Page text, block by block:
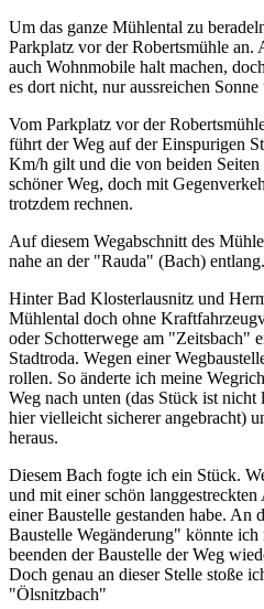
Um das ganze Mühlental zu
Parkplatz vor der Robertsmühle an.
auch Wohnmobile halt machen,
es dort nicht, nur aussreichen
Vom Parkplatz vor der
führt der Weg auf der Einspurigen
Km/h gilt und die von beiden
schöner Weg, doch mit
trotzdem rechnen.
Auf diesem Wegabschnitt des
nahe an der "Rauda" (Bach) entlang.
Hinter Bad Klosterlausnitz und
Mühlental doch ohne
oder Schotterwege am "Zeitsbach"
Stadtroda. Wegen einer
rollen. So änderte ich meine
Weg nach unten (das Stück ist
hier vielleicht sicherer angebracht)
heraus.
Diesem Bach fogte ich ein Stück.
und mit einer schön
einer Baustelle gestanden habe. An
Baustelle Wegänderung" könnte ich
beenden der Baustelle der Weg
Doch genau an dieser Stelle stoße
"Ölsnitzbach"